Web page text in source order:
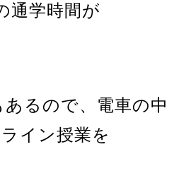
通学時間が
あるので、 電車の中
イン授業を